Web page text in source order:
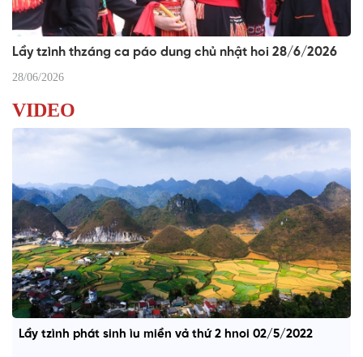
Lầy tzình thzáng ca páo dung chủ nhật hoi 28/6/2026
28/06/2026
VIDEO
Lầy tzình phát sinh ìu miền vả thứ 2 hnoi 02/5/2022